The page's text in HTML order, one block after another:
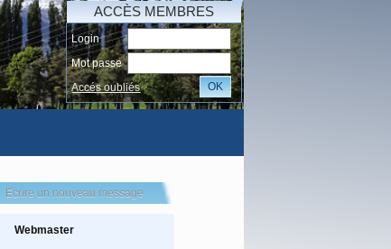
ACCÈS MEMBRES
Login
Mot passe
Accés oubliés
OK
Ecrire un nouveau message
Webmaster